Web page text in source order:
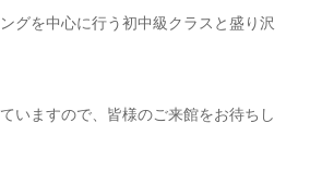
グを中心に行う初中級クラスと盛り沢
いますので、皆様のご来館をお待ちし